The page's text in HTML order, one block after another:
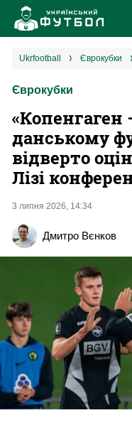
ukrfootball єврокубки
Єврокубки
«Копенгаген
данському
відверто
Лізі
3 липня 2026, 14:34
Дмитро Вєнков